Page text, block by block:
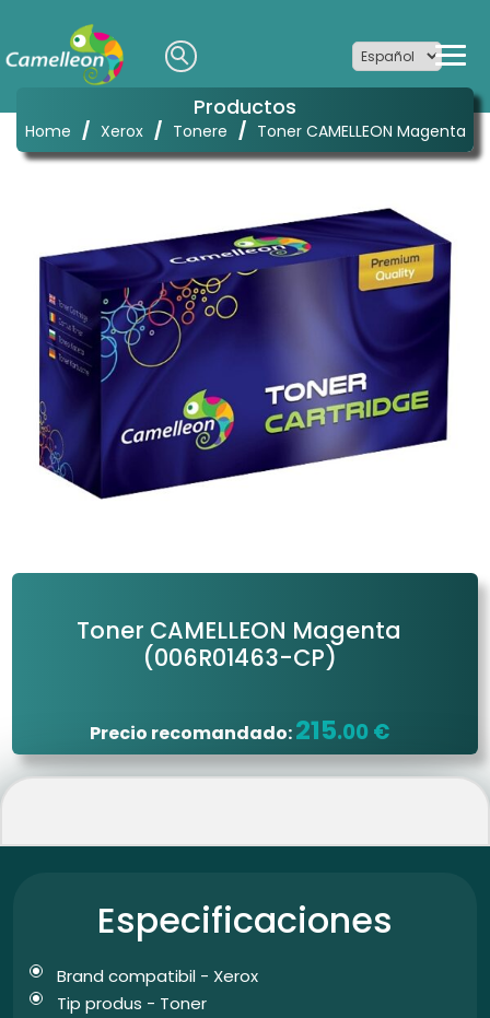
Productos
Home / Xerox / Tonere / Toner CAMELLEON Magenta
Toner CAMELLEON Magenta
(006R01463-CP)
Precio recomandado:215.00 €
Especificaciones
Brand compatibil - Xerox
Tip produs - Toner